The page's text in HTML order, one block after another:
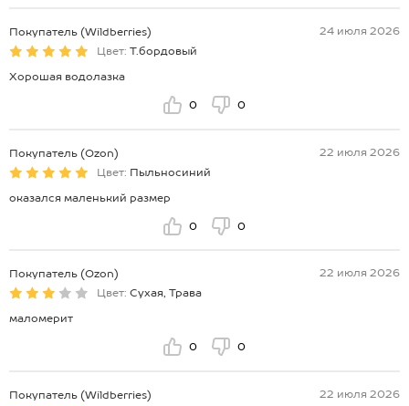
Покупатель (Wildberries)
24 июля 2026
Цвет: Т.бордовый
Хорошая водолазка
0 0
Покупатель (Ozon)
22 июля 2026
Цвет: Пыльносиний
оказался маленький размер
0 0
Покупатель (Ozon)
22 июля 2026
Цвет: Сухая, Трава
маломерит
0 0
Покупатель (Wildberries)
22 июля 2026